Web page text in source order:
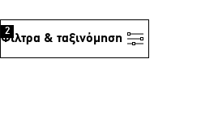
Φίλτρα & ταξινόμηση
2